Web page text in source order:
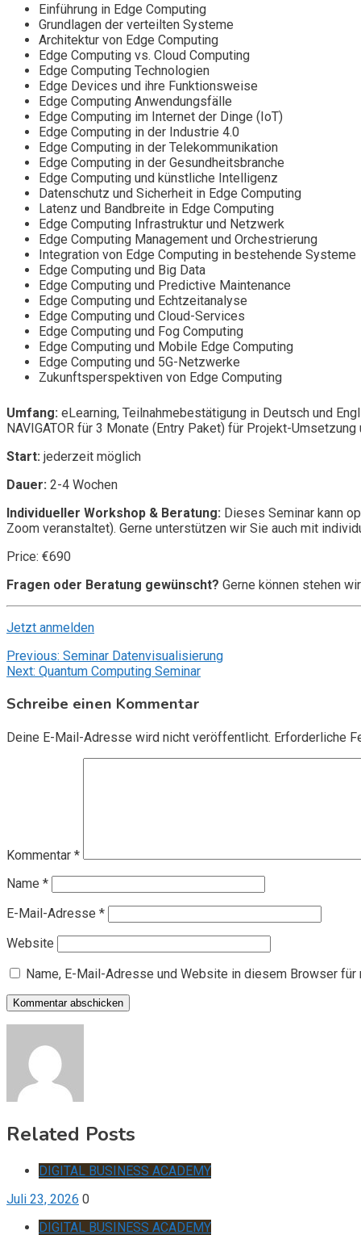
Einführung in Edge Computing
Grundlagen der verteilten Systeme
Architektur von Edge Computing
Edge Computing vs. Cloud Computing
Edge Computing Technologien
Edge Devices und ihre Funktionsweise
Edge Computing Anwendungsfälle
Edge Computing im Internet der Dinge (IoT)
Edge Computing in der Industrie 4.0
Edge Computing in der Telekommunikation
Edge Computing in der Gesundheitsbranche
Edge Computing und künstliche Intelligenz
Datenschutz und Sicherheit in Edge Computing
Latenz und Bandbreite in Edge Computing
Edge Computing Infrastruktur und Netzwerk
Edge Computing Management und Orchestrierung
Integration von Edge Computing in bestehende Systeme
Edge Computing und Big Data
Edge Computing und Predictive Maintenance
Edge Computing und Echtzeitanalyse
Edge Computing und Cloud-Services
Edge Computing und Fog Computing
Edge Computing und Mobile Edge Computing
Edge Computing und 5G-Netzwerke
Zukunftsperspektiven von Edge Computing
Umfang: eLearning, Teilnahmebestätigung in Deutsch und
NAVIGATOR für 3 Monate (Entry Paket) für Projekt-
Start: jederzeit möglich
Dauer: 2-4 Wochen
Individueller Workshop & Beratung: Dieses Seminar kann
Zoom veranstaltet). Gerne unterstützen wir Sie auch mit
Price: €690
Fragen oder Beratung gewünscht? Gerne können stehen
Jetzt anmelden
Beitragsnavigation
Previous: Seminar Datenvisualisierung
Next: Quantum Computing Seminar
Schreibe einen Kommentar
Deine E-Mail-Adresse wird nicht veröffentlicht. Erforderliche
Kommentar *
Name *
E-Mail-Adresse *
Website
Name, E-Mail-Adresse und Website in diesem Browser
Related Posts
DIGITAL BUSINESS ACADEMY
Juli 23, 2026 0
DIGITAL BUSINESS ACADEMY